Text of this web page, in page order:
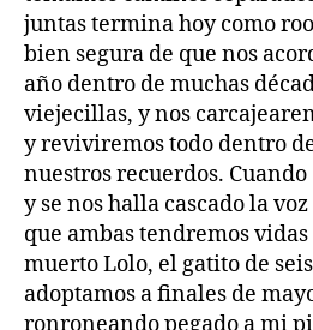
juntas termina hoy como
bien segura de que nos
año dentro de muchas
viejecillas, y nos
y reviviremos todo dentro
nuestros recuerdos.
y se nos halla cascado la
que ambas tendremos
muerto Lolo, el gatito de
adoptamos a finales de